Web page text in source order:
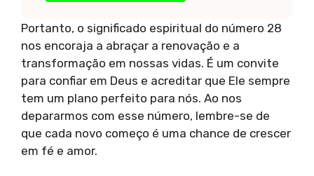
Portanto, o significado espiritual do número 28
nos encoraja a abraçar a renovação e a
transformação em nossas vidas. É um convite
para confiar em Deus e acreditar que Ele sempre
tem um plano perfeito para nós. Ao nos
depararmos com esse número, lembre-se de
que cada novo começo é uma chance de crescer
em fé e amor.